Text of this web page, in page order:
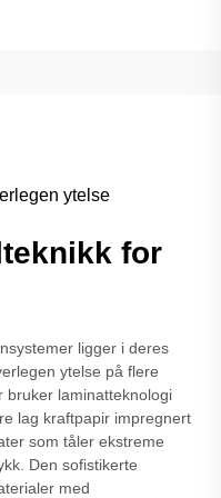
for
ligger i deres
ytelse på flere
bruker laminatteknologi
lag kraftpapir impregnert
som tåler ekstreme
Den sofistikerte
med